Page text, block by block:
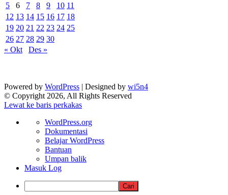
5
6 7 8 9 10 11
12 13 14 15 16 17 18
19 20 21 22 23 24 25
26 27 28 29 30
« Okt
Des »
Powered by WordPress | Designed by wi5n4
© Copyright 2026, All Rights Reserved
Lewat ke baris perkakas
Tentang
WordPress
WordPress.org
Dokumentasi
Belajar WordPress
Bantuan
Umpan balik
Masuk Log
Cari